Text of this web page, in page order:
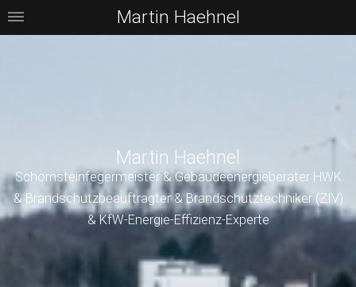
Martin Haehnel
Schornsteinfegermeister & Gebäudeenergieberater HWK
& Brandschutzbeauftragter & Brandschutztechniker (ZIV)
& KfW-Energie-Effizienz-Experte
Martin Haehnel